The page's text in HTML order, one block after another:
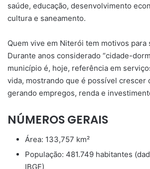
saúde, educação, desenvolvimento
cultura e saneamento.
Quem vive em Niterói tem motivos para
Durante anos considerado “cidade-
município é, hoje, referência em
vida, mostrando que é possível crescer
gerando empregos, renda e
NÚMEROS GERAIS
Área: 133,757 km²
População: 481.749 habitantes
IBGE)